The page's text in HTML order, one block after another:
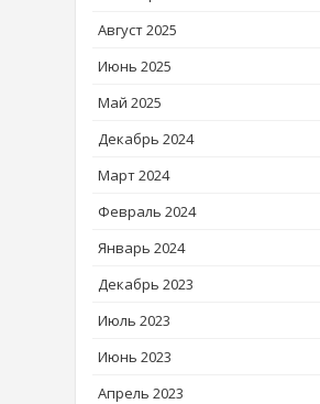
Август 2025
Июнь 2025
Май 2025
Декабрь 2024
Март 2024
Февраль 2024
Январь 2024
Декабрь 2023
Июль 2023
Июнь 2023
Апрель 2023